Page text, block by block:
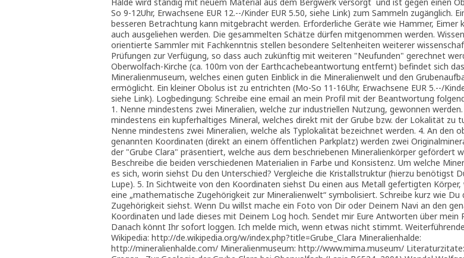
So 9-12Uhr, Erwachsene EUR 12.--/Kinder EUR 5.50, siehe Link) zum Sammeln zugänglich.
besseren Betrachtung kann mitgebracht werden. Erforderliche Geräte wie Hammer, Eimer
auch ausgeliehen werden. Die gesammelten Schätze dürfen mitgenommen werden.
orientierte Sammler mit Fachkenntnis stellen besondere Seltenheiten weiterer
Prüfungen zur Verfügung, so dass auch zukünftig mit weiteren "Neufunden" gerechnet
Oberwolfach-Kirche (ca. 100m von der Earthcachebeantwortung entfernt) befindet sich das
Mineralienmuseum, welches einen guten Einblick in die Mineralienwelt und den
ermöglicht. Ein kleiner Obolus ist zu entrichten (Mo-So 11-16Uhr, Erwachsene EUR 5.--/
siehe Link). Logbedingung: Schreibe eine email an mein Profil mit der Beantwortung
1. Nenne mindestens zwei Mineralien, welche zur industriellen Nutzung, gewonnen
mindestens ein kupferhaltiges Mineral, welches direkt mit der Grube bzw. der Lokalität zu
Nenne mindestens zwei Mineralien, welche als Typlokalität bezeichnet werden. 4. An den
genannten Koordinaten (direkt an einem öffentlichen Parkplatz) werden zwei
der "Grube Clara" präsentiert, welche aus dem beschriebenen Mineralienkörper gefördert
Beschreibe die beiden verschiedenen Materialien in Farbe und Konsistenz. Um welche
es sich, worin siehst Du den Unterschied? Vergleiche die Kristallstruktur (hierzu benötigst
Lupe). 5. In Sichtweite von den Koordinaten siehst Du einen aus Metall gefertigten Körper,
eine „mathematische Zugehörigkeit zur Mineralienwelt“ symbolisiert. Schreibe kurz wie Du
Zugehörigkeit siehst. Wenn Du willst mache ein Foto von Dir oder Deinem Navi an den
Koordinaten und lade dieses mit Deinem Log hoch. Sendet mir Eure Antworten über mein
Danach könnt Ihr sofort loggen. Ich melde mich, wenn etwas nicht stimmt.
Wikipedia: http://de.wikipedia.org/w/index.php?title=Grube_Clara Mineralienhalde:
http://mineralienhalde.com/ Mineralienmuseum: http://www.mima.museum/